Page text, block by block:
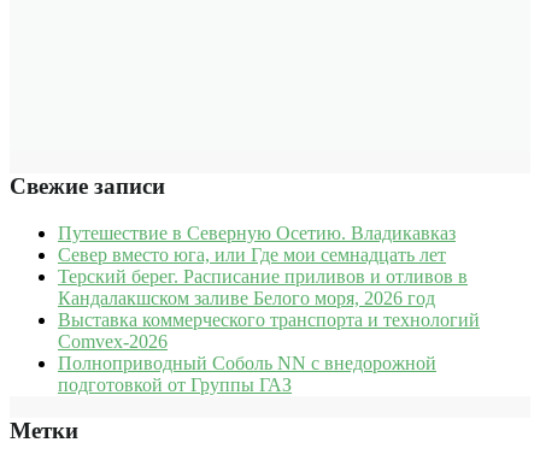
Свежие записи
Путешествие в Северную Осетию. Владикавказ
Север вместо юга, или Где мои семнадцать лет
Терский берег. Расписание приливов и отливов в
Кандалакшском заливе Белого моря, 2026 год
Выставка коммерческого транспорта и технологий
Comvex-2026
Полноприводный Соболь NN с внедорожной
подготовкой от Группы ГАЗ
Метки